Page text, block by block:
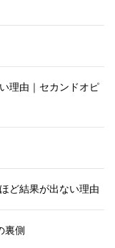
理由｜セカンドオピ
ど結果が出ない理由
裏側